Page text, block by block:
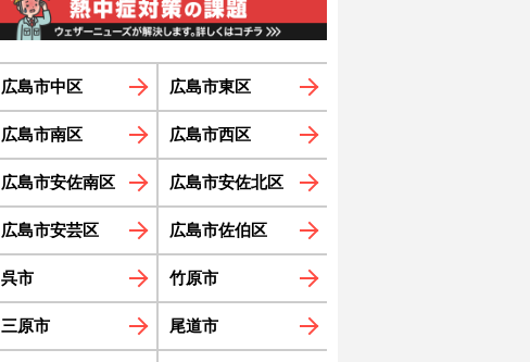
広島市中区 広島市東区
広島市南区 広島市西区
広島市安佐南区 広島市安佐北区
広島市安芸区 広島市佐伯区
呉市 竹原市
三原市 尾道市